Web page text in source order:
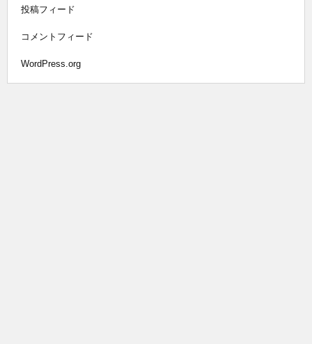
投稿フィード
コメントフィード
WordPress.org